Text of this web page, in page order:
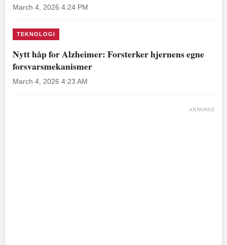
March 4, 2026 4:24 PM
TEKNOLOGI
Nytt håp for Alzheimer: Forsterker hjernens egne
forsvarsmekanismer
March 4, 2026 4:23 AM
ANNONSE